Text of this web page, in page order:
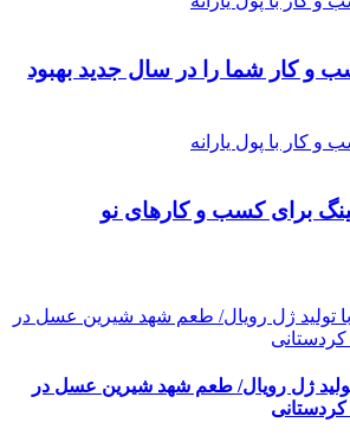
و کار شما را در سال جدید بهبود
برای کسب و کارهای نو
تولید ژل رویال/ طعم شهد شیرین عسل‌ در
کردستانی